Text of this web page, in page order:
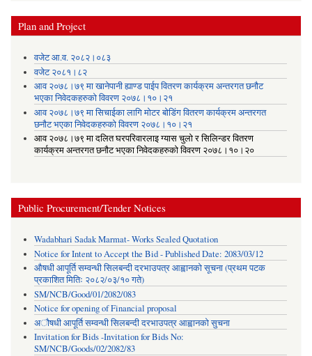
Plan and Project
वजेट आ.व. २०८२।०८३
वजेट २०८१।८२
आव २०७८।७९ मा खानेपानी ह्याण्ड पाईप वितरण कार्यक्रम अन्तरगत छनौट
भएका निवेदकहरुको विवरण २०७८।१०।२१
आव २०७८।७९ मा सिचाईका लागि मोटर बोडिंग वितरण कार्यक्रम अन्तरगत
छनौट भएका निवेदकहरुको विवरण २०७८।१०।२१
आव २०७८।७९ मा दलित घरपरिवारलाइ ग्यास चुलो र सिलिन्डर वितरण
कार्यक्रम अन्तरगत छनौट भएका निवेदकहरुको विवरण २०७८।१०।२०
Public Procurement/Tender Notices
Wadabhari Sadak Marmat- Works Sealed Quotation
Notice for Intent to Accept the Bid - Published Date: 2083/03/12
औषधी आपूर्ति सम्वन्धी सिलबन्दी दरभाउपत्र आह्वानको सूचना (प्रथम पटक
प्रकाशित मितिः २०८२/०३/१० गते)
SM/NCB/Good/01/2082/083
Notice for opening of Financial proposal
अौषधी आपूर्ति सम्वन्धी सिलबन्दी दरभाउपत्र आह्वानको सुचना
Invitation for Bids -Invitation for Bids No:
SM/NCB/Goods/02/2082/83